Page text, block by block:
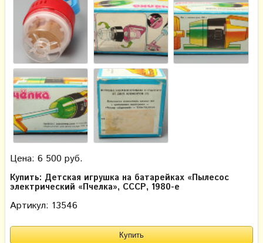
Цена: 6 500 руб.
Купить: Детская игрушка на батарейках «Пылесос
электрический «Пчелка», СССР, 1980-е
Артикул: 13546